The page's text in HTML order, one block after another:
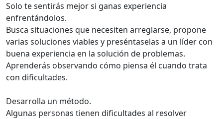
Solo te sentirás mejor si ganas experiencia
enfrentándolos.
Busca situaciones que necesiten arreglarse, propone
varias soluciones viables y preséntaselas a un líder con
buena experiencia en la solución de problemas.
Aprenderás observando cómo piensa él cuando trata
con dificultades.
Desarrolla un método.
Algunas personas tienen dificultades al resolver